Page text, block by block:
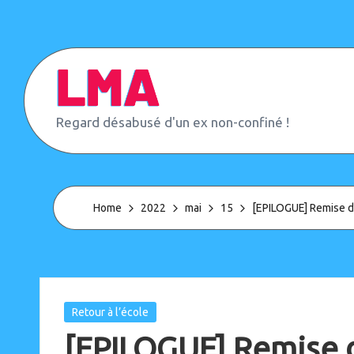
content
L
e
M
n
d
e
è
Regard désabusé d'un ex non-confiné !
Home 2022 mai 15 [EPILOGUE] Remise
Posted
Retour à l’école